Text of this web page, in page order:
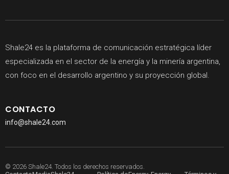
Shale24 es la plataforma de comunicación estratégica líder
especializada en el sector de la energía y la minería argentina,
con foco en el desarrollo argentino y su proyección global.
CONTACTO
info@shale24.com
© 2026 Shale24. Todos los derechos reservados.